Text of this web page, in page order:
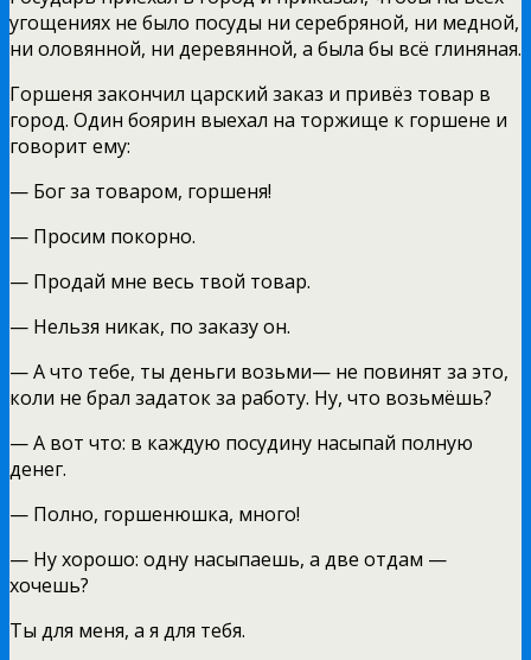
угощениях не было посуды ни серебряной, ни медной,
ни оловянной, ни деревянной, а была бы всё глиняная.
Горшеня закончил царский заказ и привёз товар в
город. Один боярин выехал на торжище к горшене и
говорит ему:
— Бог за товаром, горшеня!
— Просим покорно.
— Продай мне весь твой товар.
— Нельзя никак, по заказу он.
— А что тебе, ты деньги возьми— не повинят за это,
коли не брал задаток за работу. Ну, что возьмёшь?
— А вот что: в каждую посудину насыпай полную
денег.
— Полно, горшенюшка, много!
— Ну хорошо: одну насыпаешь, а две отдам —
хочешь?
Ты для меня, а я для тебя.